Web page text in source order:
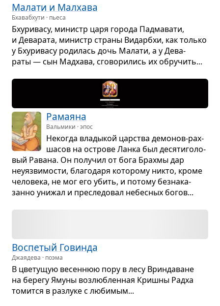
Малати и Мал­хава
Бхавабхути · пьеса
Бху­ри­васу, министр царя города Пад­ма­вати,
и Дева­рата, министр страны Видар­бхи, как только
у Бху­ри­васу роди­лась дочь Малати, а у Дева­
раты — сын Мад­хава, сго­во­ри­лись их обру­чить...
Рама­яна
Вальмики · эпос
Неко­гда вла­ды­кой цар­ства демо­нов-рах­
ша­сов на острове Ланка был деся­ти­го­ло­
вый Равана. Он полу­чил от бога Брахмы дар
неуяз­ви­мо­сти, бла­го­даря кото­рому никто, кроме
чело­века, не мог его убить, и потому без­на­ка­
занно уни­жал и пре­сле­до­вал небес­ных богов...
Вос­пе­тый Говинда
Джаядева · поэма
В цве­ту­щую весен­нюю пору в лесу Врин­да­ване
на берегу Ямуны воз­люб­лен­ная Кришны Радха
томится в раз­луке с люби­мым...